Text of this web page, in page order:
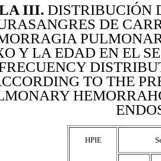
III. DISTRIBUCIÓN
DE
Y LA EDAD EN EL
TO THE
HPIE